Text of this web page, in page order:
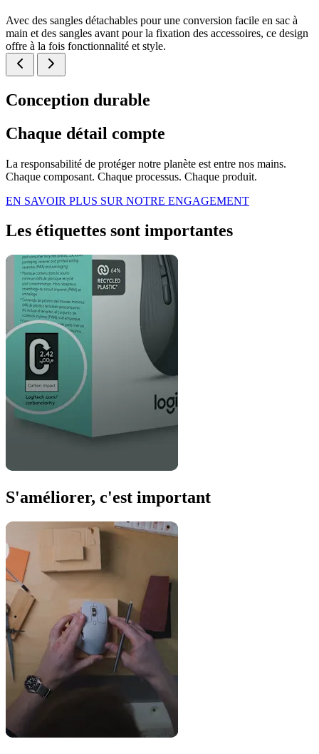
Avec des sangles détachables pour une conversion facile en sac à
main et des sangles avant pour la fixation des accessoires, ce design
offre à la fois fonctionnalité et style.
Conception durable
Chaque détail compte
La responsabilité de protéger notre planète est entre nos mains.
Chaque composant. Chaque processus. Chaque produit.
EN SAVOIR PLUS SUR NOTRE ENGAGEMENT
Les étiquettes sont importantes
S'améliorer, c'est important